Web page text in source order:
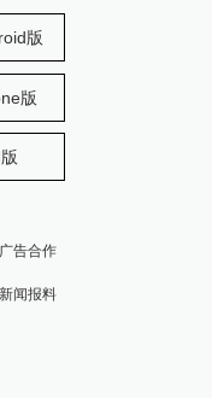
版
版
广告合作
新闻报料